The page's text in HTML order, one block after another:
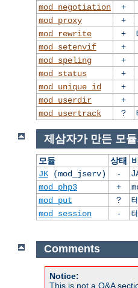
mod_negotiation
+
mod_proxy
+
mod_rewrite
+
mod_setenvif
+
mod_speling
+
mod_status
+
mod_unique_id
+
mod_userdir
+
mod_usertrack
?
제삼자가 만든 모듈
모듈 상태
JK(mod_jserv) -
mod_php3
+
mod_put
?
mod_session
-
Comments
Notice:
This is not a Q&A